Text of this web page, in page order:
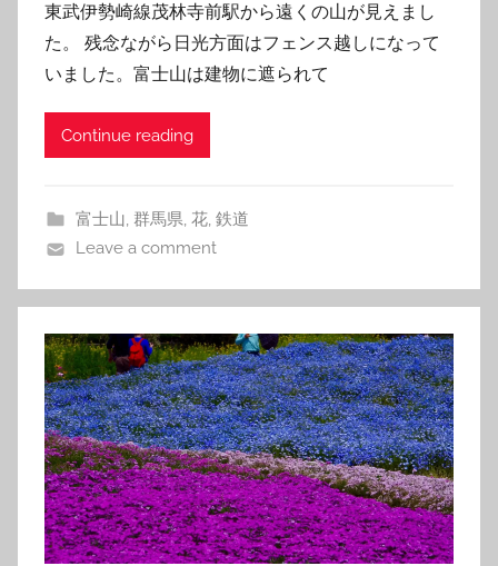
東武伊勢崎線茂林寺前駅から遠くの山が見えまし
た。 残念ながら日光方面はフェンス越しになって
いました。富士山は建物に遮られて
Continue reading
富士山, 群馬県, 花, 鉄道
Leave a comment